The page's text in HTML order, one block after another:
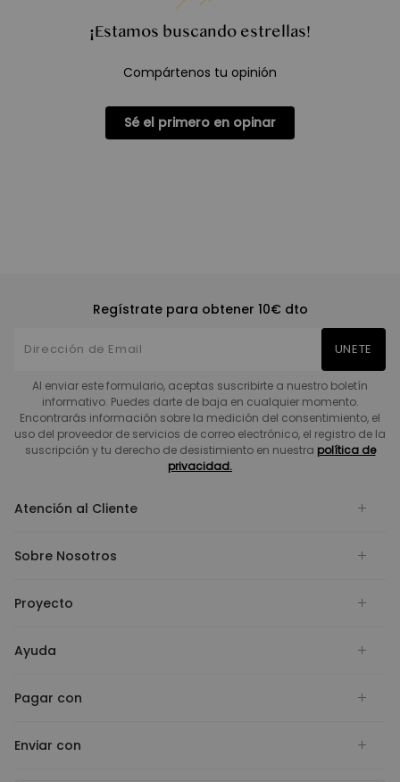
¡Estamos buscando estrellas!
Compártenos tu opinión
Sé el primero en opinar
Regístrate para obtener 10€ dto
UNETE
Al enviar este formulario, aceptas suscribirte a nuestro boletín
informativo. Puedes darte de baja en cualquier momento.
Encontrarás información sobre la medición del consentimiento, el
uso del proveedor de servicios de correo electrónico, el registro de la
suscripción y tu derecho de desistimiento en nuestra política de
privacidad.
Atención al Cliente
Sobre Nosotros
Proyecto
Ayuda
Pagar con
Enviar con